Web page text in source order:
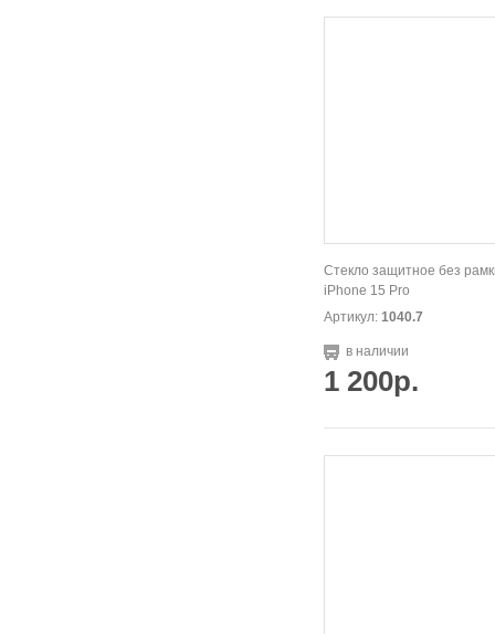
Стекло защитное без
iPhone 15 Pro
Артикул: 1040.7
в наличии
1 200р.